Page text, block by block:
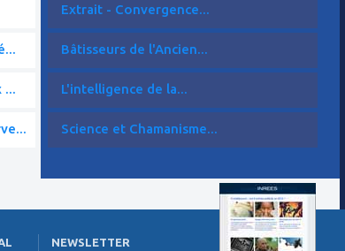
...
Extrait - Convergence...
Bâtisseurs de l'Ancien...
L'intelligence de la...
Science et Chamanisme...
NEWSLETTER